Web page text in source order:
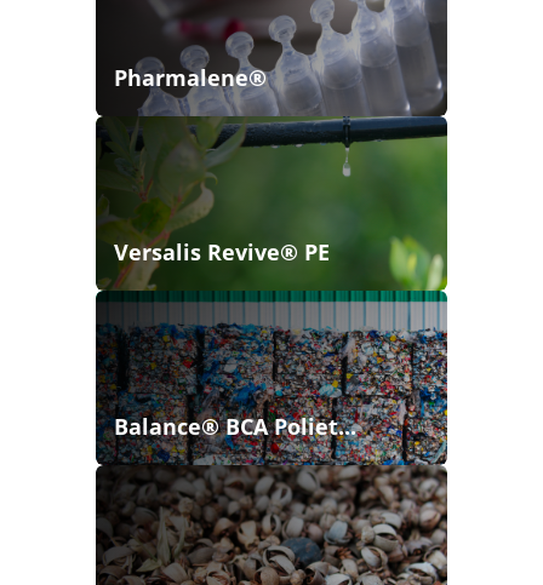
Pharmalene®
Versalis Revive® PE
Balance® BCA Poliet...